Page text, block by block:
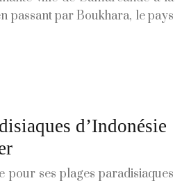
passant par Boukhara, le pays
d’Indonésie
pour ses plages paradisiaques